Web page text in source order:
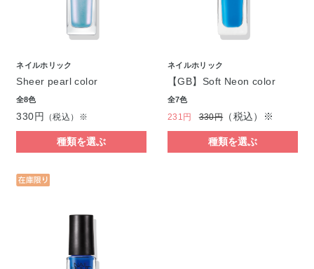
ネイルホリック
Sheer pearl color
全8色
330円 （税込）※
種類を選ぶ
ネイルホリック
【GB】Soft Neon color
全7色
231円 330円（税込）※
種類を選ぶ